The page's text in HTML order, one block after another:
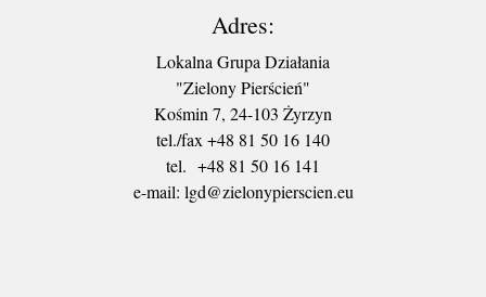
Adres:
Lokalna Grupa Działania
"Zielony Pierścień"
Kośmin 7, 24-103 Żyrzyn
tel./fax +48 81 50 16 140
tel. +48 81 50 16 141
​e-mail: lgd@zielonypierscien.eu